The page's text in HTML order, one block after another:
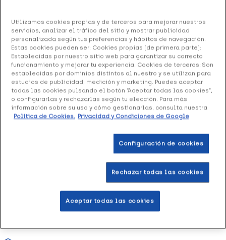
Manuel García Muletilla Madera Puño
Metacrilato, 1 Unidad
20.75 €
+ 42 puntosHealthies
Manuel García Muletilla Madera Puño Metacrilato
para caminar. Es ligero y de fácil uso, así motiva un
Añadir a la Wishlist
Utilizamos cookies propias y de terceros para mejorar nuestros
servicios, analizar el tráfico del sitio y mostrar publicidad
personalizada según tus preferencias y hábitos de navegación.
Estas cookies pueden ser: Cookies propias (de primera parte):
Establecidas por nuestro sitio web para garantizar su correcto
funcionamiento y mejorar tu experiencia. Cookies de terceros: Son
establecidas por dominios distintos al nuestro y se utilizan para
estudios de publicidad, medición y marketing. Puedes aceptar
todas las cookies pulsando el botón “Aceptar todas las cookies”,
o configurarlas y rechazarlas según tu elección. Para más
información sobre su uso y cómo gestionarlas, consulta nuestra
Política de Cookies. Privacidad y Condiciones de Google
Configuración de cookies
Rechazar todas las cookies
Aceptar todas las cookies